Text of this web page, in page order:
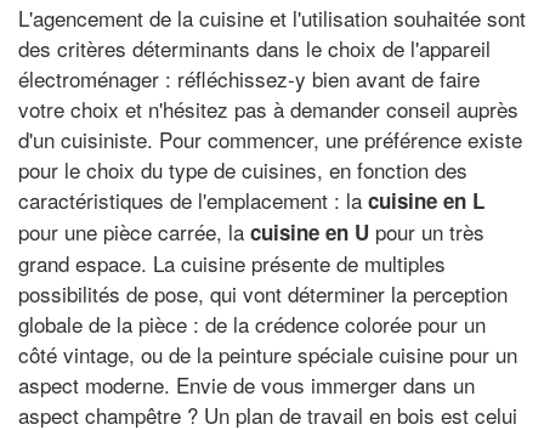
L'agencement de la cuisine et l'utilisation souhaitée sont
des critères déterminants dans le choix de l'appareil
électroménager : réfléchissez-y bien avant de faire
votre choix et n'hésitez pas à demander conseil auprès
d'un cuisiniste. Pour commencer, une préférence existe
pour le choix du type de cuisines, en fonction des
caractéristiques de l'emplacement : la cuisine en L
pour une pièce carrée, la cuisine en U pour un très
grand espace. La cuisine présente de multiples
possibilités de pose, qui vont déterminer la perception
globale de la pièce : de la crédence colorée pour un
côté vintage, ou de la peinture spéciale cuisine pour un
aspect moderne. Envie de vous immerger dans un
aspect champêtre ? Un plan de travail en bois est celui